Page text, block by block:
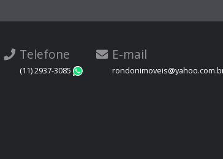
Telefone
(11) 2937-3085 WhatsApp
E-mail